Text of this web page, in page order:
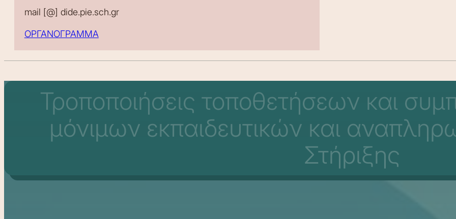
mail [@] dide.pie.sch.gr
ΟΡΓΑΝΟΓΡΑΜΜΑ
Τροποποιήσεις τοποθετήσεων και
μόνιμων εκπαιδευτικών και
Στήριξης